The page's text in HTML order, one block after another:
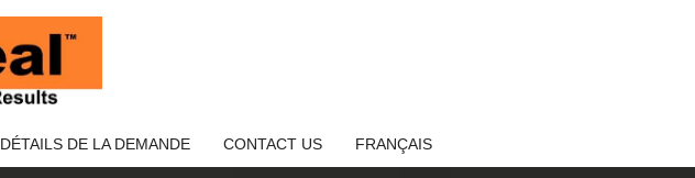
DÉTAILS DE LA DEMANDE CONTACT US FRANÇAIS